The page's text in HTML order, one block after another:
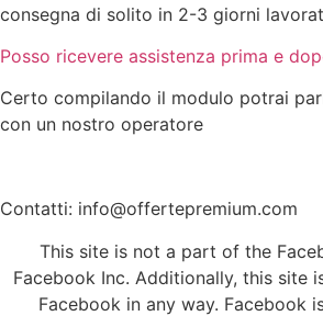
consegna di solito in 2-3 giorni
Posso ricevere assistenza prima e
Certo compilando il modulo potrai
con un nostro operatore
Contatti: info@offertepremium.com
This site is not a part of the
Facebook Inc. Additionally, this site
Facebook in any way. Facebook